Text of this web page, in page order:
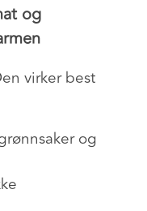
og
virker best
og